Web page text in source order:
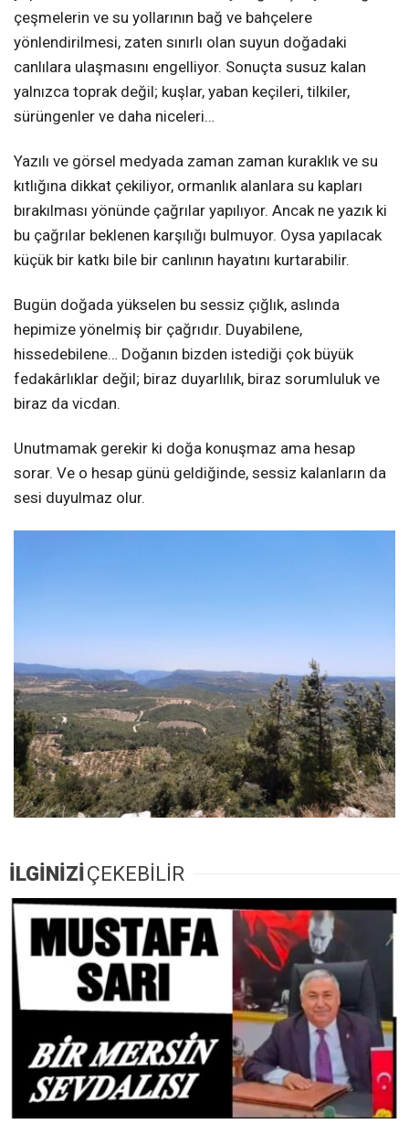
çeşmelerin ve su yollarının bağ ve bahçelere
yönlendirilmesi, zaten sınırlı olan suyun doğadaki
canlılara ulaşmasını engelliyor. Sonuçta susuz kalan
yalnızca toprak değil; kuşlar, yaban keçileri, tilkiler,
sürüngenler ve daha niceleri…
Yazılı ve görsel medyada zaman zaman kuraklık ve su
kıtlığına dikkat çekiliyor, ormanlık alanlara su kapları
bırakılması yönünde çağrılar yapılıyor. Ancak ne yazık ki
bu çağrılar beklenen karşılığı bulmuyor. Oysa yapılacak
küçük bir katkı bile bir canlının hayatını kurtarabilir.
Bugün doğada yükselen bu sessiz çığlık, aslında
hepimize yönelmiş bir çağrıdır. Duyabilene,
hissedebilene… Doğanın bizden istediği çok büyük
fedakârlıklar değil; biraz duyarlılık, biraz sorumluluk ve
biraz da vicdan.
Unutmamak gerekir ki doğa konuşmaz ama hesap
sorar. Ve o hesap günü geldiğinde, sessiz kalanların da
sesi duyulmaz olur.
İLGİNİZİÇEKEBİLİR